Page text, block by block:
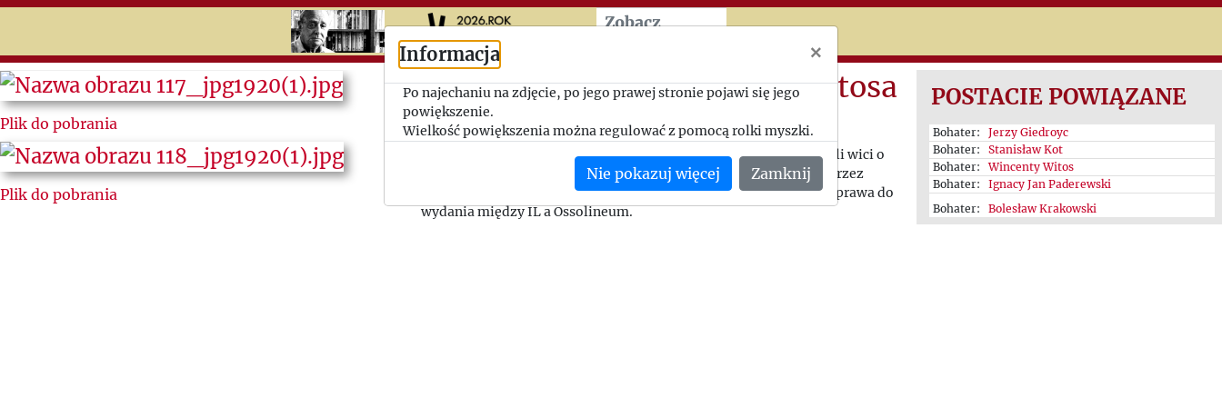
Przeskocz do treści zasadniczej
Zobacz
Search
Jerzy
Giedroyc
Plik do pobrania
Plik do pobrania
Subskrypcja Pamiętników Witosa
1963-11-14, Franciszek Wilk - Bolesław Biłogan
Wilk na prośbę Giedroycia apeluje do przyjaciół z PSL, by rozpuścili wici o
Pamiętnikach Wincentego Witosa, przygotowywanych do druku przez
Kulturę. Z listu dowiadujemy się również, jak zaczął się konflikt o prawa do
wydania między IL a Ossolineum.
POSTACIE POWIĄZANE
Bohater:
Jerzy Giedroyc
Bohater:
Stanisław Kot
Bohater:
Wincenty Witos
Bohater:
Ignacy Jan Paderewski
Bohater:
Bolesław Krakowski
Informacja ×
Po najechaniu na zdjęcie, po jego prawej stronie pojawi się jego
powiększenie.
Wielkość powiększenia można regulować z pomocą rolki myszki.
Nie pokazuj więcej Zamknij